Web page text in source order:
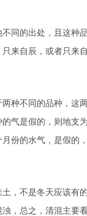
同的出处，且这种
来自辰，或者只来
种不同的品种，这
气是假的，则地支
份的水气，是假的
，不是冬天应该有
，总之，清混主要